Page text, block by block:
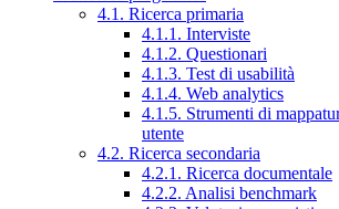
4.1. Ricerca primaria
4.1.1. Interviste
4.1.2. Questionari
4.1.3. Test di usabilità
4.1.4. Web analytics
4.1.5. Strumenti di
utente
4.2. Ricerca secondaria
4.2.1. Ricerca documentale
4.2.2. Analisi benchmark